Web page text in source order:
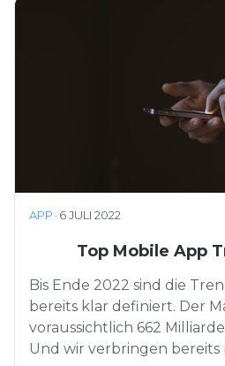
APP · 6 JULI 2022
Top Mobile App
Bis Ende 2022 sind die
bereits klar definiert. Der
voraussichtlich 662
Und wir verbringen bereits